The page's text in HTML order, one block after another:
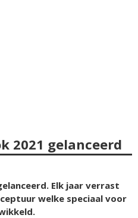
2021 gelanceerd
Elk jaar verrast
welke speciaal voor